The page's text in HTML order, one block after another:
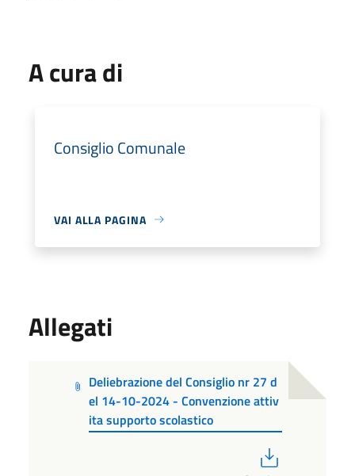
A cura di
Consiglio Comunale
VAI ALLA PAGINA
Allegati
Deliebrazione del Consiglio nr 27 d
el 14-10-2024 - Convenzione attiv
ita supporto scolastico